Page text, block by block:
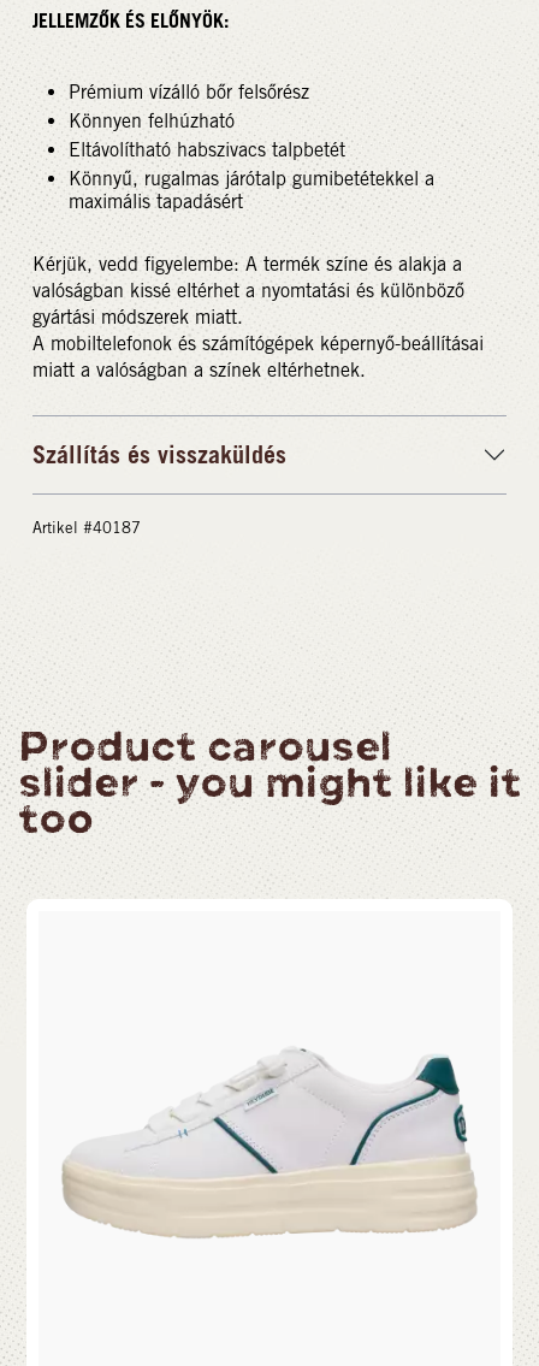
JELLEMZŐK ÉS ELŐNYÖK:
Prémium vízálló bőr felsőrész
Könnyen felhúzható
Eltávolítható habszivacs talpbetét
Könnyű, rugalmas járótalp gumibetétekkel a
maximális tapadásért
Kérjük, vedd figyelembe: A termék színe és alakja a
valóságban kissé eltérhet a nyomtatási és különböző
gyártási módszerek miatt.
A mobiltelefonok és számítógépek képernyő-beállításai
miatt a valóságban a színek eltérhetnek.
Szállítás és visszaküldés
Artikel #40187
Product carousel
slider - you might like it
too